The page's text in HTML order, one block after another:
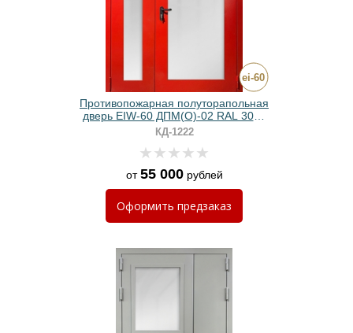
Противопожарная полуторапольная
дверь EIW-60 ДПМ(О)-02 RAL 3024
красная с максимальным
остеклением
КД-1222
от55 000рублей
Оформить предзаказ